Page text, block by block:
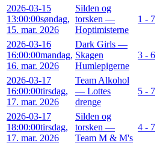
2026-03-15
13:00:00søndag,
15. mar. 2026
Silden og
torsken —
Hoptimisterne
1 - 7
2026-03-16
16:00:00mandag,
16. mar. 2026
Dark Girls —
Skagen
Humlepigerne
3 - 6
2026-03-17
16:00:00tirsdag,
17. mar. 2026
Team Alkohol
— Lottes
drenge
5 - 7
2026-03-17
18:00:00tirsdag,
17. mar. 2026
Silden og
torsken —
Team M & M's
4 - 7